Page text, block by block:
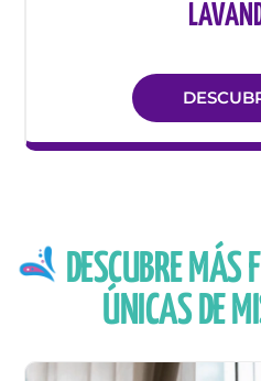
DESCUBRE MÁS
ÚNICAS DE